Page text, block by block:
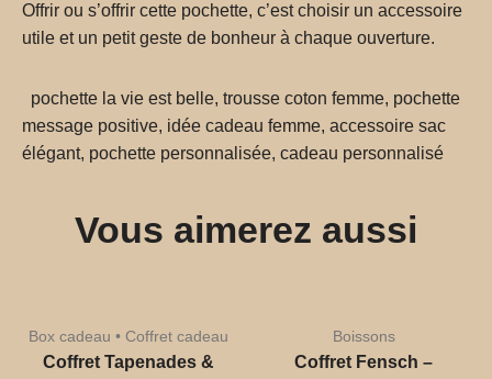
Offrir ou s’offrir cette pochette, c’est choisir un accessoire
utile et un petit geste de bonheur à chaque ouverture.
pochette la vie est belle, trousse coton femme, pochette
message positive, idée cadeau femme, accessoire sac
élégant, pochette personnalisée, cadeau personnalisé
Vous aimerez aussi
Box cadeau • Coffret cadeau
Coffret Tapenades &
Boissons
Coffret Fensch –